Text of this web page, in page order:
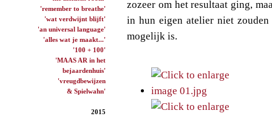
'remember to breathe'
'wat verdwijnt blijft'
'an universal language'
'alles wat je maakt...'
'100 + 100'
'MAAS AR in het
bejaardenhuis'
'vreugdbewijzen
& Spielwahn'
2015
zozeer om het resultaat ging,
in hun eigen atelier niet
mogelijk is.